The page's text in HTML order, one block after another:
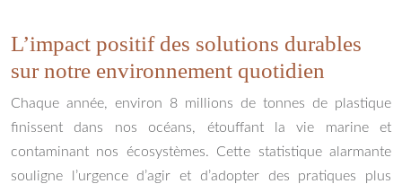
L’impact positif des solutions durables
sur notre environnement quotidien
Chaque année, environ 8 millions de tonnes de plastique
finissent dans nos océans, étouffant la vie marine et
contaminant nos écosystèmes. Cette statistique alarmante
souligne l’urgence d’agir et d’adopter des pratiques plus